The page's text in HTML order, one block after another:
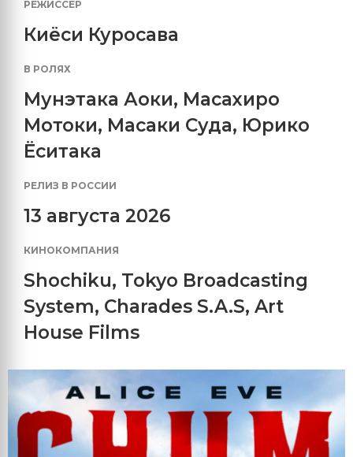
РЕЖИССЕР
Киёси Куросава
В РОЛЯХ
Мунэтака Аоки, Масахиро
Мотоки, Масаки Суда, Юрико
Ёситака
РЕЛИЗ В РОССИИ
13 августа 2026
КИНОКОМПАНИЯ
Shochiku, Tokyo Broadcasting
System, Charades S.A.S, Art
House Films